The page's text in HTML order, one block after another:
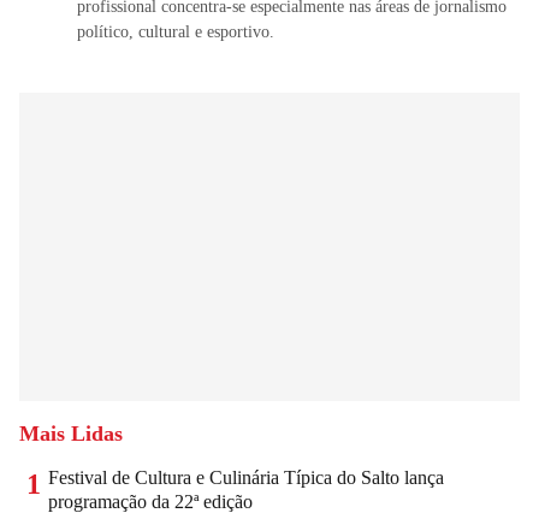
profissional concentra-se especialmente nas áreas de jornalismo
político, cultural e esportivo.
Mais Lidas
1 Festival de Cultura e Culinária Típica do Salto lança
programação da 22ª edição